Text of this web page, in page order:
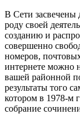
В Сети засвечены
роду своей
созданию и
совершенно
номеров,
интернете можно
вашей районной
результаты того
котором в 1978-м
собрание